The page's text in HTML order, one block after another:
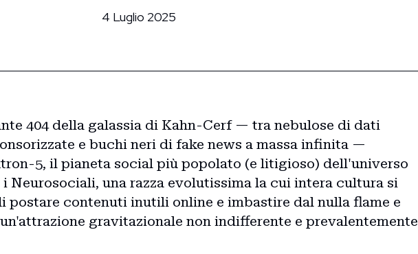
4 Luglio 2025
404 della galassia di Kahn-Cerf — tra nebulose di dati
e buchi neri di fake news a massa infinita —
5, il pianeta social più popolato (e litigioso) dell'universo
Neurosociali, una razza evolutissima la cui intera cultura si
postare contenuti inutili online e imbastire dal nulla flame e
gravitazionale non indifferente e prevalentemente